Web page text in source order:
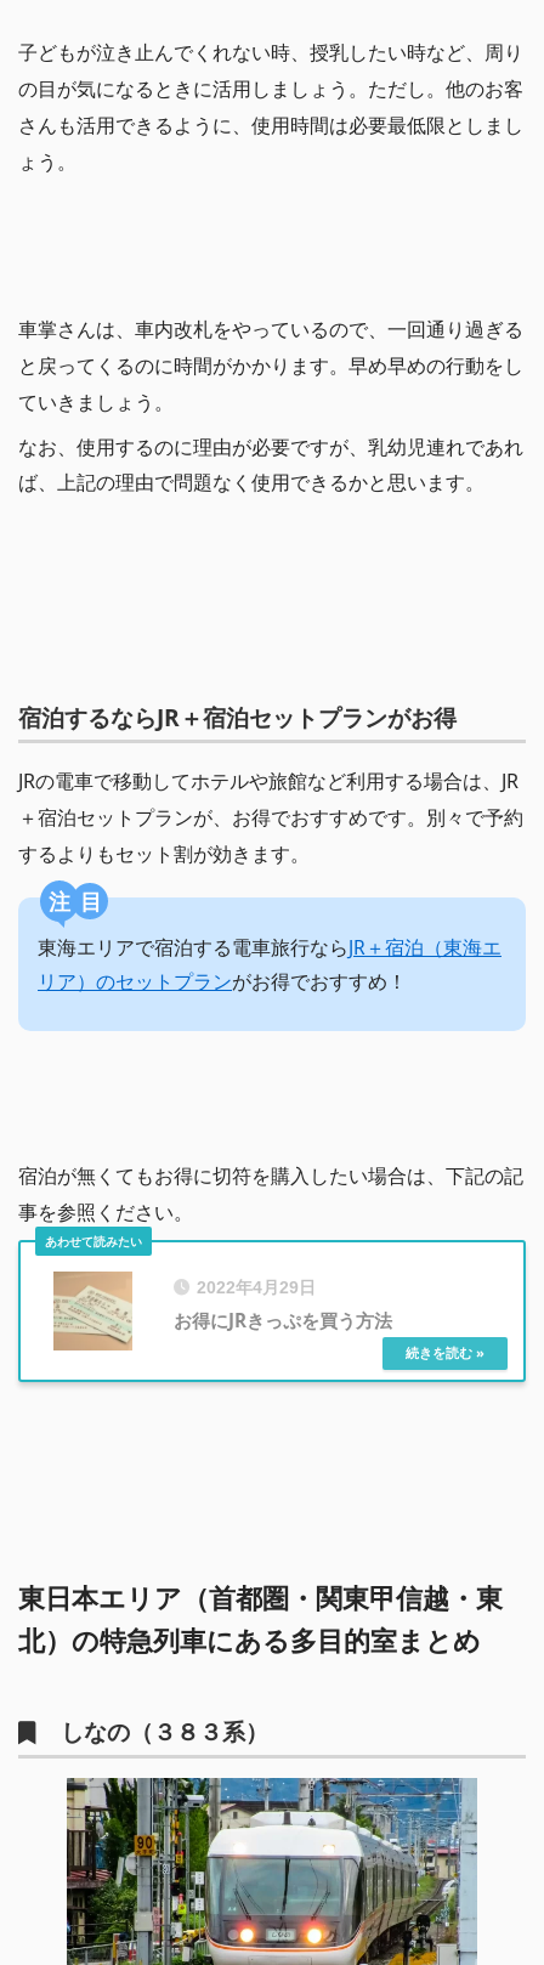
子どもが泣き止んでくれない時、授乳したい時など、周り
の目が気になるときに活用しましょう。ただし。他のお客
さんも活用できるように、使用時間は必要最低限としまし
ょう。
車掌さんは、車内改札をやっているので、一回通り過ぎる
と戻ってくるのに時間がかかります。早め早めの行動をし
ていきましょう。
なお、使用するのに理由が必要ですが、乳幼児連れであれ
ば、上記の理由で問題なく使用できるかと思います。
宿泊するならJR＋宿泊セットプランがお得
JRの電車で移動してホテルや旅館など利用する場合は、JR
＋宿泊セットプランが、お得でおすすめです。別々で予約
するよりもセット割が効きます。
注目
東海エリアで宿泊する電車旅行ならJR＋宿泊（東海エ
リア）のセットプランがお得でおすすめ！
宿泊が無くてもお得に切符を購入したい場合は、下記の記
事を参照ください。
2022年4月29日
お得にJRきっぷを買う方法
東日本エリア（首都圏・関東甲信越・東
北）の特急列車にある多目的室まとめ
しなの（３８３系）